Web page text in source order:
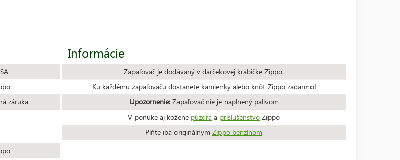
záruka
Informácie
Zapaľovač je dodávaný v darčekovej krabičke Zippo.
Ku každému zapaľovaču dostanete kamienky alebo knôt Zippo zadarmo!
Upozornenie:Zapaľovač nie je naplnený palivom
V ponuke aj kožené púzdra a príslušenstvo Zippo
Plňte iba originálnym Zippo benzínom